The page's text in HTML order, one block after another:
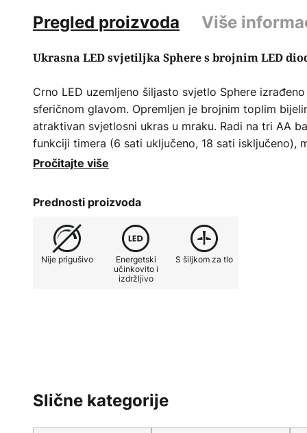
Pregled proizvoda Više
Ukrasna LED svjetiljka Sphere s brojnim LED
Crno LED uzemljeno šiljasto svjetlo Sphere
sferičnom glavom. Opremljen je brojnim toplim
atraktivan svjetlosni ukras u mraku. Radi na tri AA
funkciji timera (6 sati uključeno, 18 sati isključeno),
prebacivanje. Ako je potrebno, šiljak se može
Pročitajte više
Prednosti proizvoda
Nije prigušivo
Energetski
učinkovito i
izdržljivo
S šiljkom za tlo
Slične kategorije